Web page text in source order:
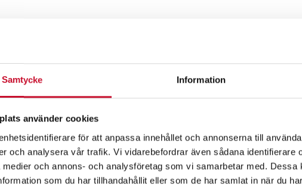
Samtycke Information
använder cookies
för att anpassa innehållet och annonserna till
och analysera vår trafik. Vi vidarebefordrar även sådana identifierare
medier och annons- och analysföretag som vi samarbetar med.
som du har tillhandahållit eller som de har samlat in när du
Manuell